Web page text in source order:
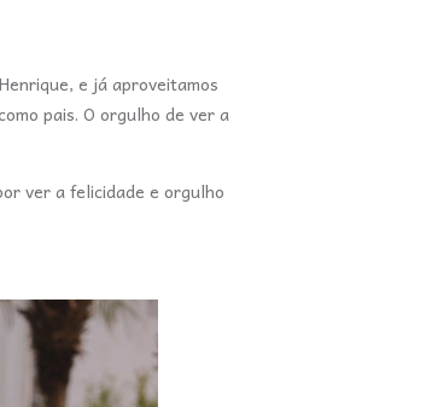
e já aproveitamos
pais. O orgulho de ver a
ver a felicidade e orgulho